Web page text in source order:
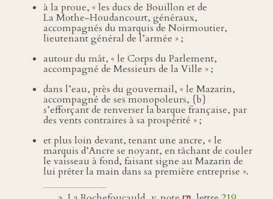
à la proue, « les ducs de Bouillon et de
La Mothe-Houdancourt, généraux,
accompagnés du marquis de Noirmoutier,
lieutenant général de l’armée » ;
autour du mât, « le Corps du Parlement,
accompagné de Messieurs de la Ville » ;
dans l’eau, près du gouvernail, « le Mazarin,
accompagné de ses monopoleurs, {b}
s’efforçant de renverser la barque française, par
des vents contraires à sa prospérité » ;
et plus loin devant, tenant une ancre, « le
marquis d’Ancre se noyant, en tâchant de couler
le vaisseau à fond, faisant signe au Mazarin de
lui prêter la main dans sa première entreprise ».